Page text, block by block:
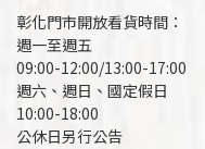
彰化門市開放看貨時間：
週一至週五
09:00-12:00/13:00-17:00
週六、週日、國定假日
10:00-18:00
公休日另行公告